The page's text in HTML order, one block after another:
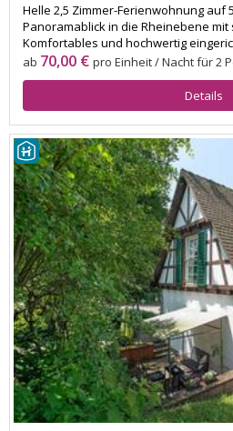
Helle 2,5 Zimmer-Ferienwohnung auf
Panoramablick in die Rheinebene
Komfortables und hochwertig
ab 70,00 € pro Einheit / Nacht für 2
Details